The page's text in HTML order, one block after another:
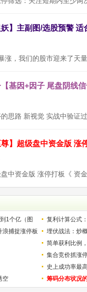
基因+因子 尾盘阴线
1个亿（图
复利计算公式
少？
捕捉涨停板
埋伏战法：炒
简单获利比例
用
集合竞价抓涨
史上成功率最
称选股法宝！
空 筹码分布状况